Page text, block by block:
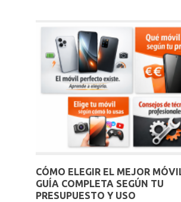
CÓMO ELEGIR EL MEJOR
GUÍA COMPLETA SEGÚN TU
PRESUPUESTO Y USO